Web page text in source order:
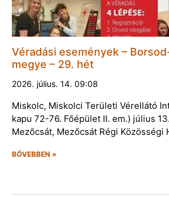
Véradási események –
megye – 29. hét
2026. július. 14. 09:08
Miskolc, Miskolci Területi Vérellátó
kapu 72-76. Főépület II. em.) július
Mezőcsát, Mezőcsát Régi Közösségi
BŐVEBBEN »